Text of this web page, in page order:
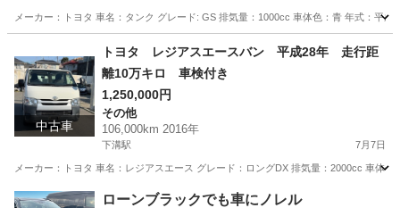
メーカー：トヨタ 車名：タンク グレード: GS 排気量：1000cc 車体色：青 年式：平
相模原市 下溝駅 走行距離
中古車
トヨタ レジアスエースバン 平成28年 走行距
離10万キロ 車検付き
1,250,000円
その他
106,000km 2016年
下溝駅 7月7日
メーカー：トヨタ 車名：レジアスエース グレード：ロングDX 排気量：2000cc 車体
神奈川 相模原市 下溝駅 その他 走行距離
ローンブラックでも車にノレル